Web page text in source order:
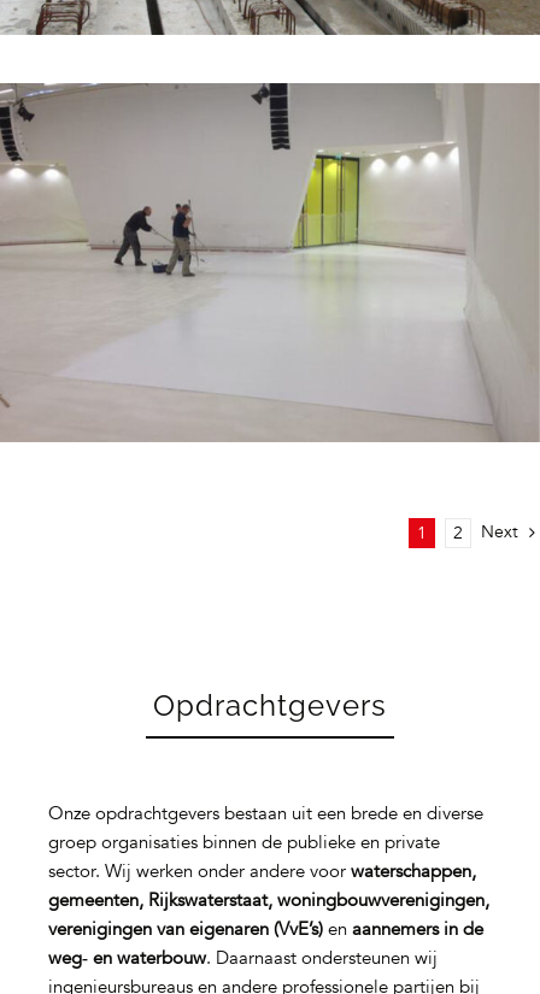
1 2 Next
Opdrachtgevers
Onze opdrachtgevers bestaan uit een brede en diverse
groep organisaties binnen de publieke en private
sector. Wij werken onder andere voor waterschappen,
gemeenten, Rijkswaterstaat, woningbouwverenigingen,
verenigingen van eigenaren (VvE’s)en aannemers in de
weg‑ en waterbouw. Daarnaast ondersteunen wij
ingenieursbureaus en andere professionele partijen bij